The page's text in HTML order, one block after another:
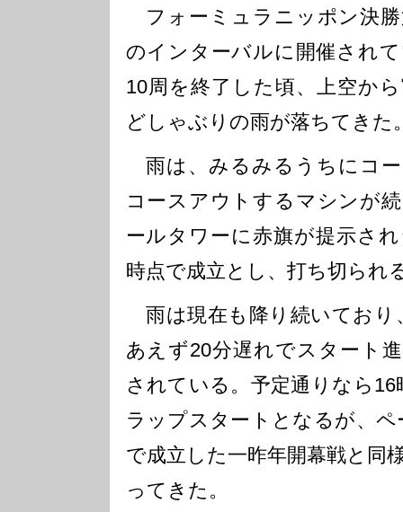
フォーミュラニッポン決
のインターバルに開催され
10周を終了した頃、上空か
どしゃぶりの雨が落ちてきた
雨は、みるみるうちにコ
コースアウトするマシンが
ールタワーに赤旗が提示さ
時点で成立とし、打ち切られ
雨は現在も降り続いており
あえず20分遅れでスタート
されている。予定通りなら
ラップスタートとなるが、
で成立した一昨年開幕戦と同
ってきた。